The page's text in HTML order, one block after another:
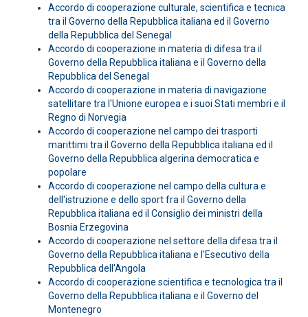
Accordo di cooperazione culturale, scientifica e tecnica
tra il Governo della Repubblica italiana ed il Governo
della Repubblica del Senegal
Accordo di cooperazione in materia di difesa tra il
Governo della Repubblica italiana e il Governo della
Repubblica del Senegal
Accordo di cooperazione in materia di navigazione
satellitare tra l'Unione europea e i suoi Stati membri e il
Regno di Norvegia
Accordo di cooperazione nel campo dei trasporti
marittimi tra il Governo della Repubblica italiana ed il
Governo della Repubblica algerina democratica e
popolare
Accordo di cooperazione nel campo della cultura e
dell'istruzione e dello sport fra il Governo della
Repubblica italiana ed il Consiglio dei ministri della
Bosnia Erzegovina
Accordo di cooperazione nel settore della difesa tra il
Governo della Repubblica italiana e l'Esecutivo della
Repubblica dell'Angola
Accordo di cooperazione scientifica e tecnologica tra il
Governo della Repubblica italiana e il Governo del
Montenegro